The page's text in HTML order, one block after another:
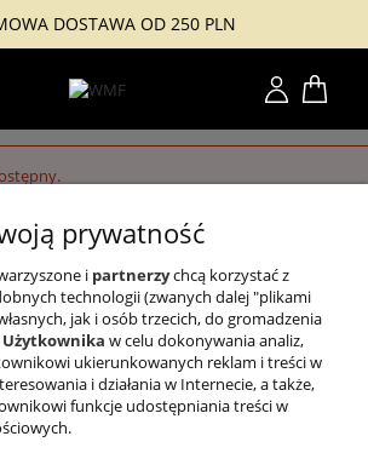
DOSTAWA OD 250 PLN
Konto
prywatność
i partnerzychcą korzystać z
technologii (zwanych dalej "plikami
jak i osób trzecich, do gromadzenia
Użytkownika w celu dokonywania analiz,
ukierunkowanych reklam i treści w
i działania w Internecie, a także,
funkcje udostępniania treści w